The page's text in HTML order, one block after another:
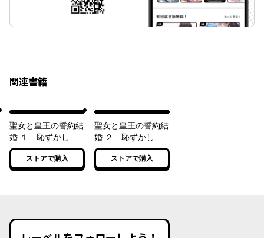
関連書籍
聖女と皇王の誓約結
婚 １ 恥ずかしい
ので聖女の自慢話は
しないでください
ね…！
ストアで購入
聖女と皇王の誓約結
婚 ２ 恥ずかしい
ので聖女の自慢話は
しないでください
ね…！
ストアで購入